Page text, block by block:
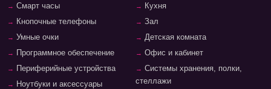
Смарт часы
Кнопочные телефоны
Умные очки
Программное обеспечение
Периферийные устройства
Ноутбуки и аксессуары
Кухня
Зал
Детская комната
Офис и кабинет
Системы хранения, полки,
стеллажи